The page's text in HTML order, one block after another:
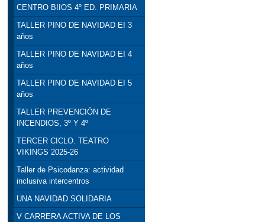
CENTRO BIIOS 4º ED. PRIMARIA
TALLER PINO DE NAVIDAD EI 3
años
TALLER PINO DE NAVIDAD EI 4
años
TALLER PINO DE NAVIDAD EI 5
años
TALLER PREVENCIÓN DE
INCENDIOS, 3º Y 4º
TERCER CICLO. TEATRO
VIKINGS 2025-26
Taller de Psicodanza: actividad
inclusiva intercentros
UNA NAVIDAD SOLIDARIA
V CARRERA ACTIVA DE LOS